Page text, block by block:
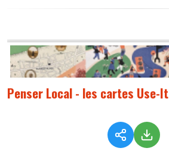
Penser Local - les cartes Use-It